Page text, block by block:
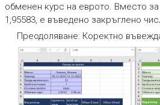
обменен курс на еврото. Вместо
1,95583, е въведено закръглено
Преодоляване: Коректно